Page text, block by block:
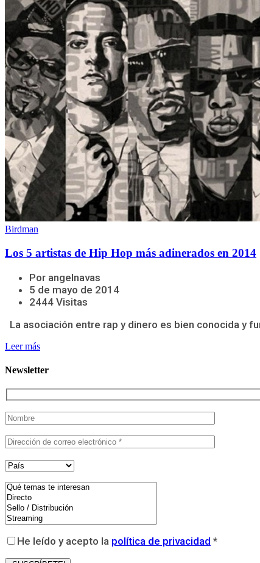
Birdman
Los 5 artistas de Hip Hop más adinerados en 2014
Por angelnavas
5 de mayo de 2014
2444 Visitas
La asociación entre rap y dinero es bien conocida y
Leer más
Newsletter
He leído y acepto la política de privacidad *